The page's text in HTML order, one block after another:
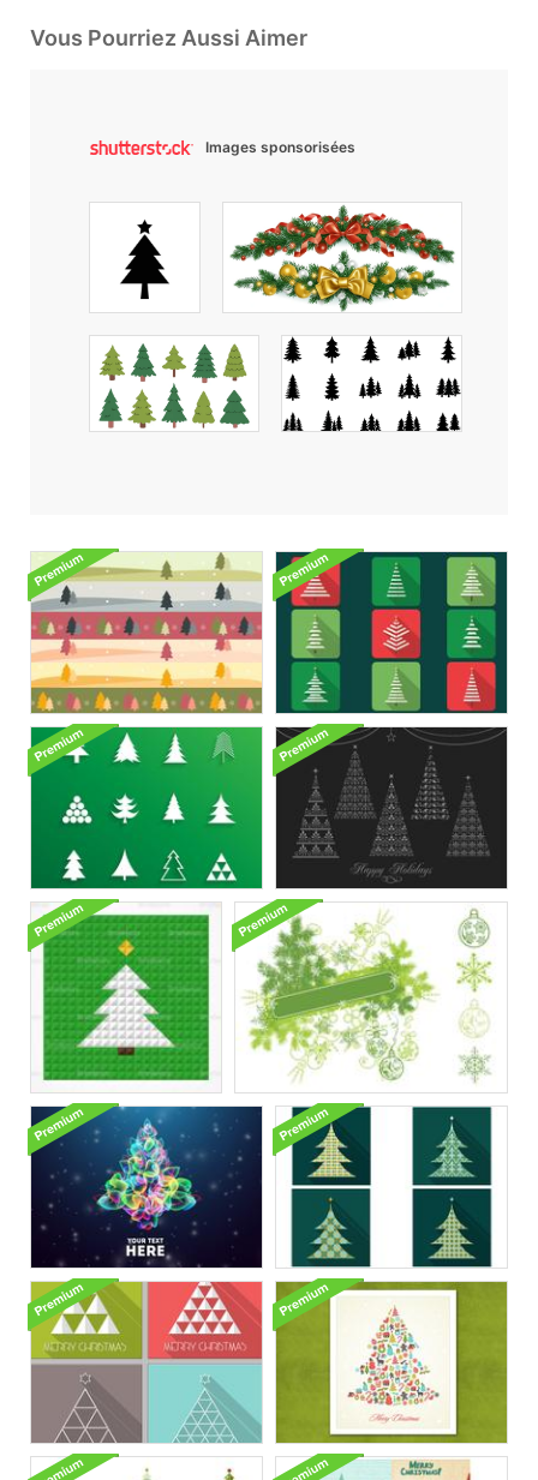
Vous Pourriez Aussi Aimer
Images sponsorisées